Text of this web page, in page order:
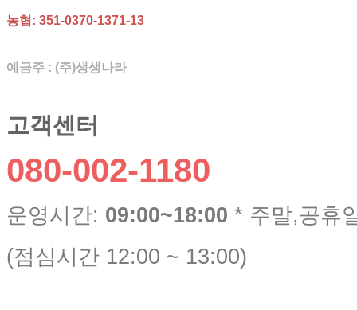
농협: 351-0370-1371-13
예금주 : (주)생생나라
고객센터
080-002-1180
운영시간: 09:00~18:00 * 주말,공휴
(점심시간 12:00 ~ 13:00)